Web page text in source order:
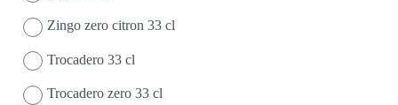
Zingo zero citron 33 cl
Trocadero 33 cl
Trocadero zero 33 cl